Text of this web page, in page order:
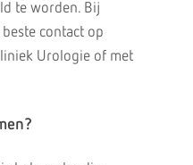
te worden. Bij
contact op
Urologie of met